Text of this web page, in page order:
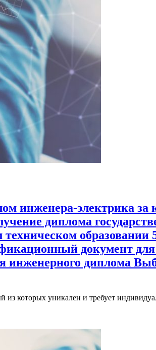
инженера-электрика за
диплома
образовании
документ
инженерного диплома
которых уникален и требует